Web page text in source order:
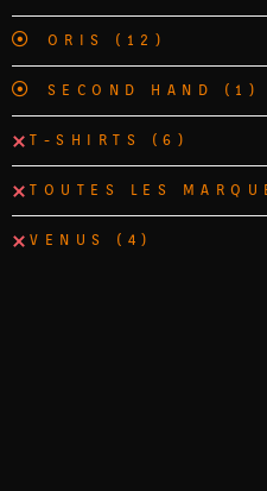
ORIS (12)
SECOND HAND (1)
T-SHIRTS (6)
TOUTES LES
VENUS (4)